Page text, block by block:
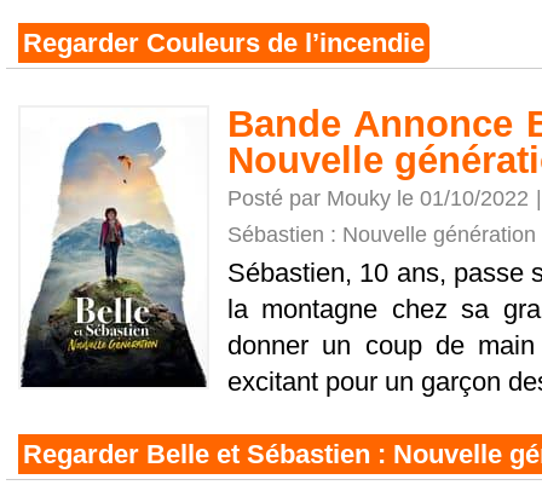
Regarder Couleurs de l’incendie
Bande Annonce
Nouvelle
Posté par Mouky le 01/10/2022
Sébastien : Nouvelle génération
Sébastien, 10 ans, passe
la montagne chez sa
donner un coup de
excitant pour un garçon
Regarder Belle et Sébastien : Nouvelle